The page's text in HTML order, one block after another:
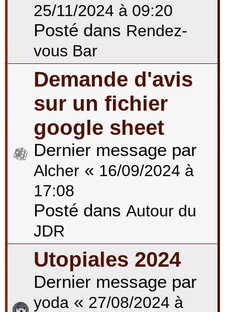
25/11/2024 à 09:20
Posté dans Rendez-
vous Bar
Demande d'avis
sur un fichier
google sheet
Dernier message par
Alcher « 16/09/2024 à
17:08
Posté dans Autour du
JDR
Utopiales 2024
Dernier message par
yoda « 27/08/2024 à